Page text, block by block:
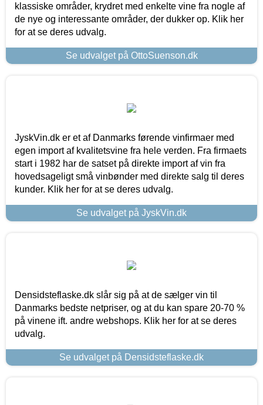
klassiske områder, krydret med enkelte vine fra nogle af
de nye og interessante områder, der dukker op. Klik her
for at se deres udvalg.
Se udvalget på OttoSuenson.dk
JyskVin.dk er et af Danmarks førende vinfirmaer med
egen import af kvalitetsvine fra hele verden. Fra firmaets
start i 1982 har de satset på direkte import af vin fra
hovedsageligt små vinbønder med direkte salg til deres
kunder. Klik her for at se deres udvalg.
Se udvalget på JyskVin.dk
Densidsteflaske.dk slår sig på at de sælger vin til
Danmarks bedste netpriser, og at du kan spare 20-70 %
på vinene ift. andre webshops. Klik her for at se deres
udvalg.
Se udvalget på Densidsteflaske.dk